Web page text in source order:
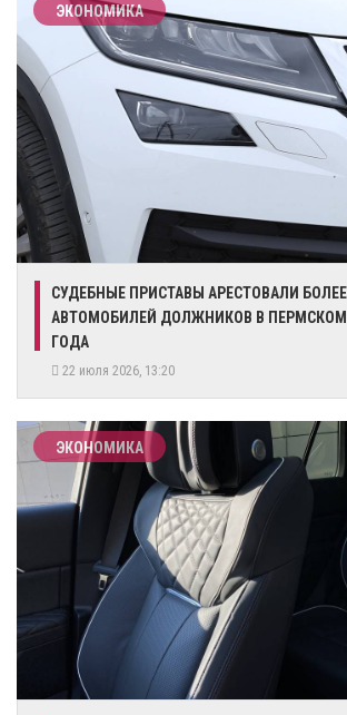
ЭКОНОМИКА
СУДЕБНЫЕ ПРИСТАВЫ АРЕСТОВАЛИ БОЛЕЕ
АВТОМОБИЛЕЙ ДОЛЖНИКОВ В ПЕРМСКОМ
ГОДА
22 июля 2026, 13:20
ЭКОНОМИКА